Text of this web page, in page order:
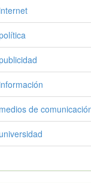
medios de
universidad